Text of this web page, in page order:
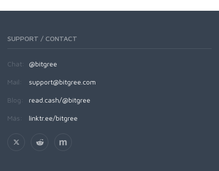
SUPPORT / CONTACT
Chat: @bitgree
Mail: support@bitgree.com
Blog: read.cash/@bitgree
Más: linktr.ee/bitgree